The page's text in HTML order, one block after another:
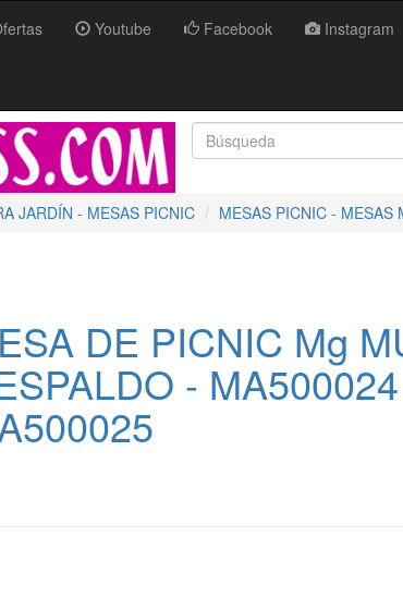
Youtube Facebook Instagram
JARDÍN - MESAS PICNIC MESAS PICNIC - MESAS
DE PICNIC Mg
-